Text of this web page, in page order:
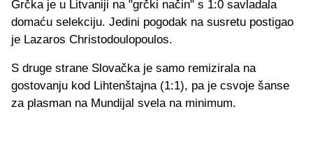
Grčka je u Litvaniji na "grčki način" s 1:0 savladala
domaću selekciju. Jedini pogodak na susretu postigao
je Lazaros Christodoulopoulos.
S druge strane Slovačka je samo remizirala na
gostovanju kod Lihtenštajna (1:1), pa je csvoje šanse
za plasman na Mundijal svela na minimum.